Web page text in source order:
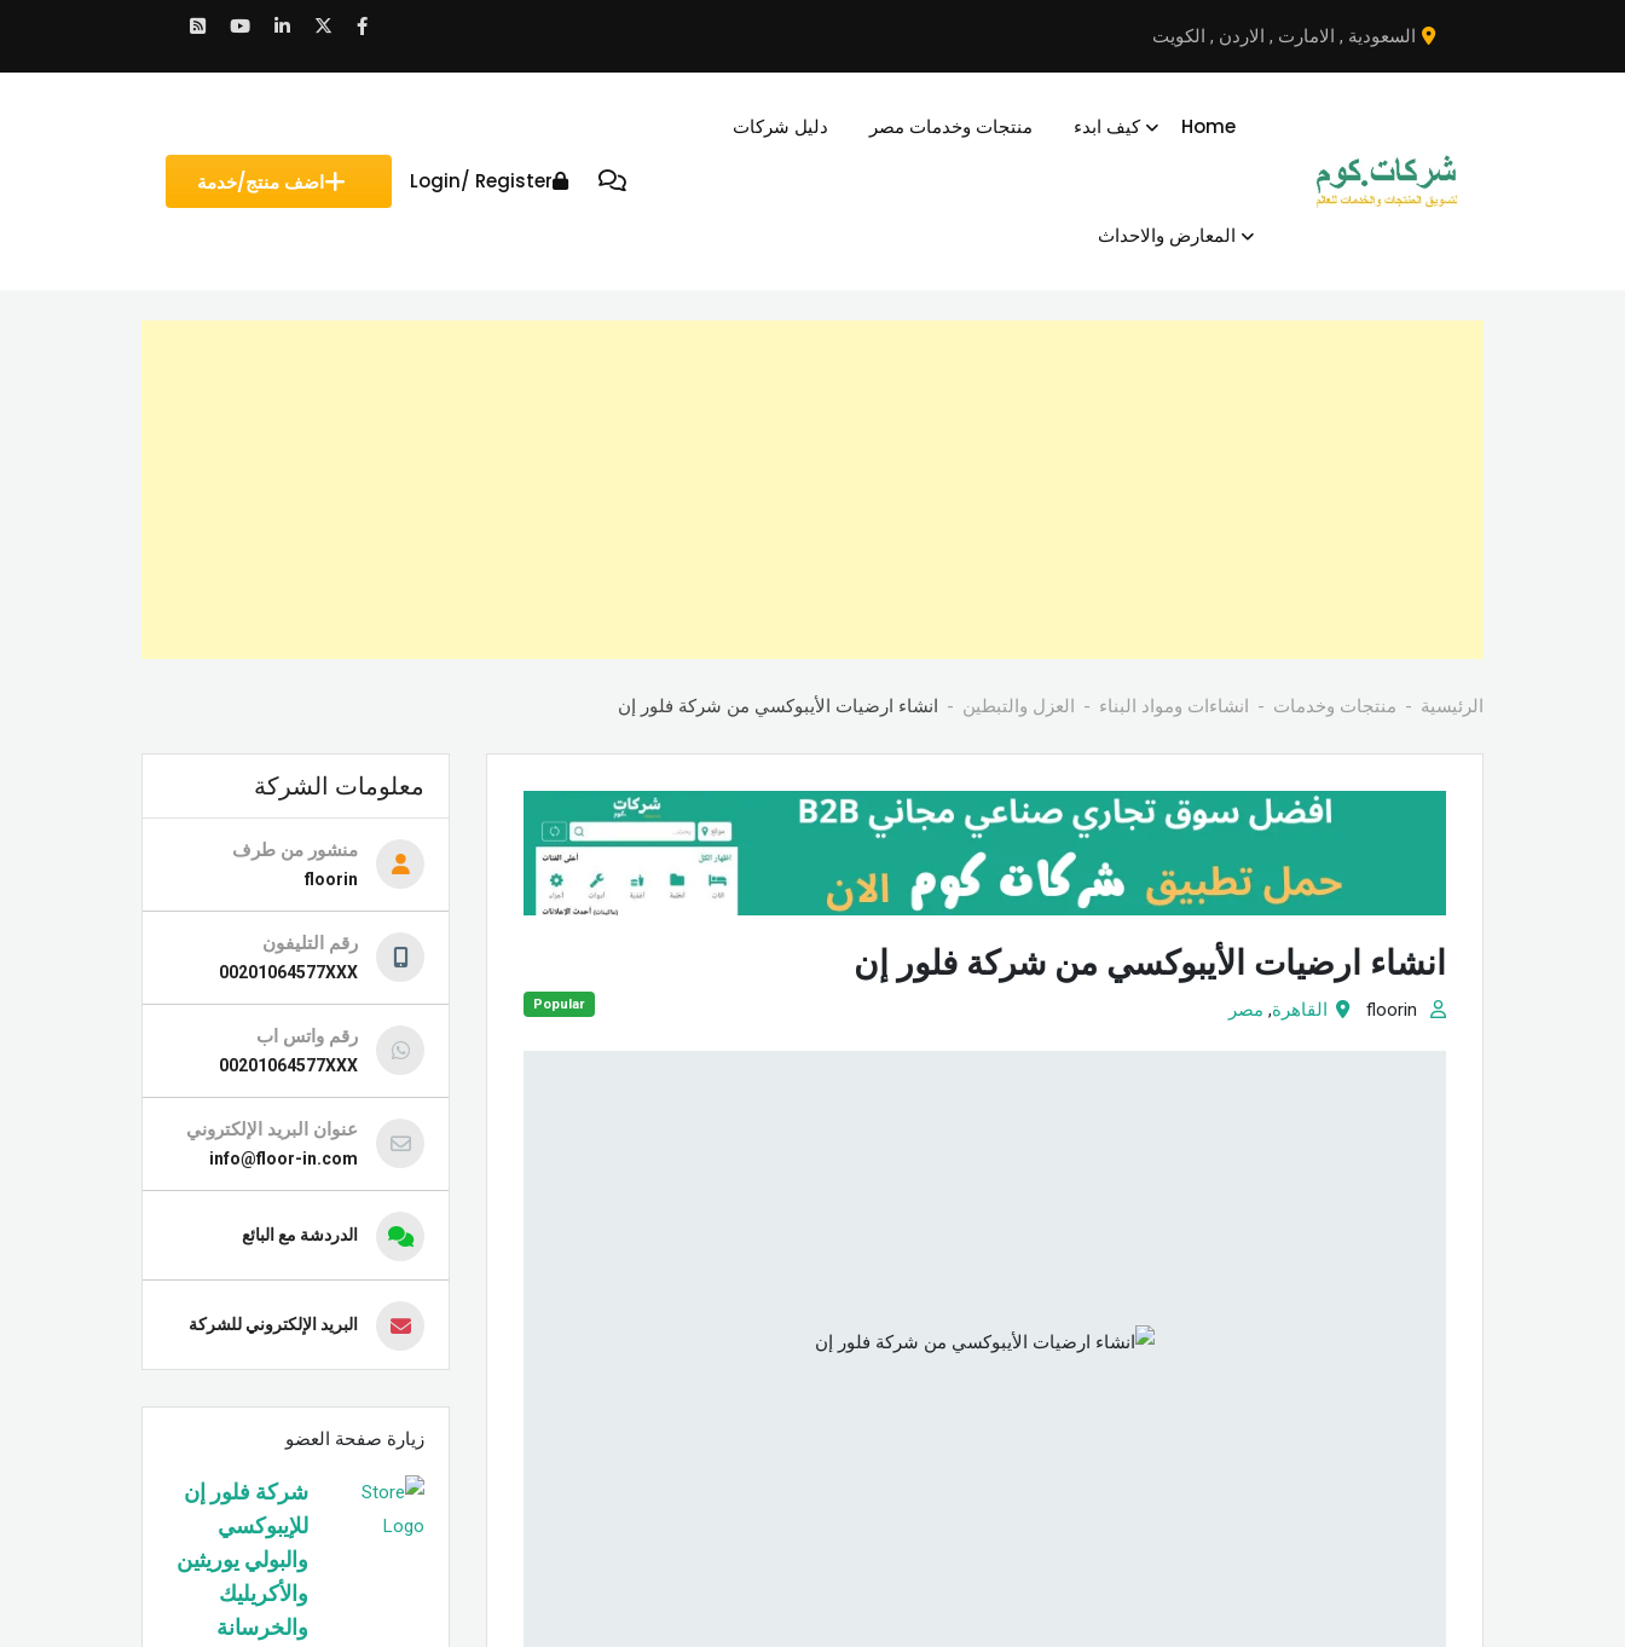
السعودية , الامارت , الاردن , الكويت
اضف منتج/خدمة Login/ Register
Home كيف ابدء منتجات وخدمات مصر دليل شركات
المعارض والاحداث
الرئيسية منتجات وخدمات انشاءات ومواد البناء العزل والتبطين انشاء ارضيات الأيبوكسي من شركة فلور إن
انشاء ارضيات الأيبوكسي من شركة فلور إن
القاهرة, مصر Popular
معلومات الشركة
منشور من طرف
floorin
رقم التليفون
00201064577XXX
رقم واتس اب
00201064577XXX
عنوان البريد الإلكتروني
info@floor-in.com
الدردشة مع البائع
البريد الإلكتروني للشركة
زيارة صفحة العضو
شركة فلور إن
للإيبوكسي
والبولي يوريثين
والأكريليك
والخرسانة